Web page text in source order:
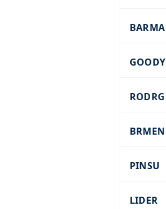
BARMA
GOODY
RODRG
BRMEN
PINSU
LIDER